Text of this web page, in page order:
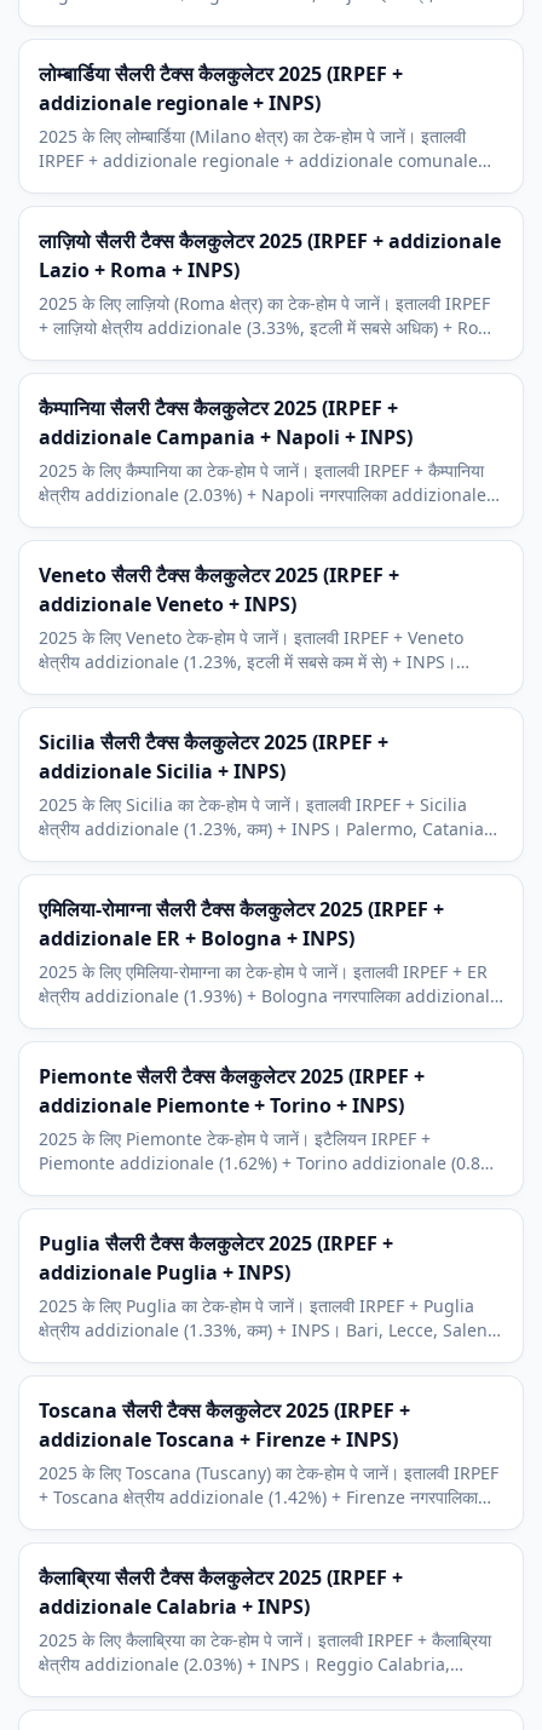
लोम्बार्डिया सैलरी टैक्स कैलकुलेटर 2025 (IRPEF +
addizionale regionale + INPS)
2025 के लिए लोम्बार्डिया (Milano क्षेत्र) का टेक-होम पे जानें। इतालवी
IRPEF + addizionale regionale + addizionale comunale
लाज़ियो सैलरी टैक्स कैलकुलेटर 2025 (IRPEF + addizionale
Lazio + Roma + INPS)
2025 के लिए लाज़ियो (Roma क्षेत्र) का टेक-होम पे जानें। इतालवी IRPEF
+ लाज़ियो क्षेत्रीय addizionale (3.33%, इटली में सबसे अधिक) + Roma
कैम्पानिया सैलरी टैक्स कैलकुलेटर 2025 (IRPEF +
addizionale Campania + Napoli + INPS)
2025 के लिए कैम्पानिया का टेक-होम पे जानें। इतालवी IRPEF + कैम्पानिया
क्षेत्रीय addizionale (2.03%) + Napoli नगरपालिका addizionale
Veneto सैलरी टैक्स कैलकुलेटर 2025 (IRPEF +
addizionale Veneto + INPS)
2025 के लिए Veneto टेक-होम पे जानें। इतालवी IRPEF + Veneto
क्षेत्रीय addizionale (1.23%, इटली में सबसे कम में से) + INPS।
Sicilia सैलरी टैक्स कैलकुलेटर 2025 (IRPEF +
addizionale Sicilia + INPS)
2025 के लिए Sicilia का टेक-होम पे जानें। इतालवी IRPEF + Sicilia
क्षेत्रीय addizionale (1.23%, कम) + INPS। Palermo, Catania
एमिलिया-रोमाग्ना सैलरी टैक्स कैलकुलेटर 2025 (IRPEF +
addizionale ER + Bologna + INPS)
2025 के लिए एमिलिया-रोमाग्ना का टेक-होम पे जानें। इतालवी IRPEF + ER
क्षेत्रीय addizionale (1.93%) + Bologna नगरपालिका addizionale
Piemonte सैलरी टैक्स कैलकुलेटर 2025 (IRPEF +
addizionale Piemonte + Torino + INPS)
2025 के लिए Piemonte टेक-होम पे जानें। इटैलियन IRPEF +
Piemonte addizionale (1.62%) + Torino addizionale (0.8%)
Puglia सैलरी टैक्स कैलकुलेटर 2025 (IRPEF +
addizionale Puglia + INPS)
2025 के लिए Puglia का टेक-होम पे जानें। इतालवी IRPEF + Puglia
क्षेत्रीय addizionale (1.33%, कम) + INPS। Bari, Lecce, Salento
Toscana सैलरी टैक्स कैलकुलेटर 2025 (IRPEF +
addizionale Toscana + Firenze + INPS)
2025 के लिए Toscana (Tuscany) का टेक-होम पे जानें। इतालवी IRPEF
+ Toscana क्षेत्रीय addizionale (1.42%) + Firenze नगरपालिका
कैलाब्रिया सैलरी टैक्स कैलकुलेटर 2025 (IRPEF +
addizionale Calabria + INPS)
2025 के लिए कैलाब्रिया का टेक-होम पे जानें। इतालवी IRPEF + कैलाब्रिया
क्षेत्रीय addizionale (2.03%) + INPS। Reggio Calabria,